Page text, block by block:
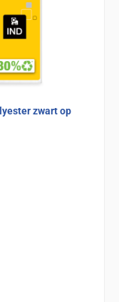
zwart op